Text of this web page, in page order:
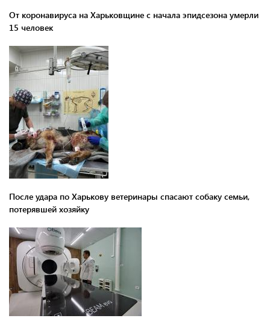
От коронавируса на Харьковщине с начала эпидсезона умерли
15 человек
После удара по Харькову ветеринары спасают собаку семьи,
потерявшей хозяйку